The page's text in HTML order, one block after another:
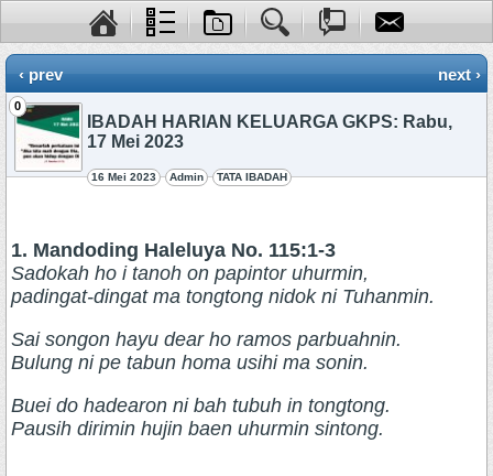
‹ prev next ›
0
IBADAH HARIAN KELUARGA GKPS: Rabu,
17 Mei 2023
16 Mei 2023 Admin TATA IBADAH
1. Mandoding Haleluya No. 115:1-3
Sadokah ho i tanoh on papintor uhurmin,
padingat-dingat ma tongtong nidok ni Tuhanmin.
Sai songon hayu dear ho ramos parbuahnin.
Bulung ni pe tabun homa usihi ma sonin.
Buei do hadearon ni bah tubuh in tongtong.
Pausih dirimin hujin baen uhurmin sintong.